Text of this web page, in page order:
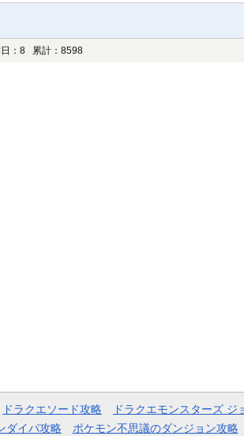
：8 累計：8598
ドラクエソード攻略 ドラクエモンスターズ ジ
ダイパ攻略 ポケモン不思議のダンジョン攻略